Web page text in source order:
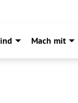
Mach mit